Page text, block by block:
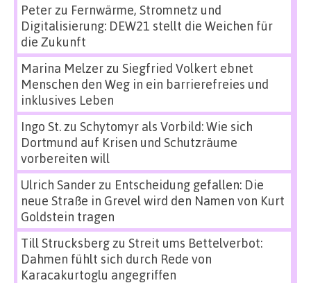
Peterzu Fernwärme, Stromnetz und
Digitalisierung: DEW21 stellt die Weichen für
die Zukunft
Marina Melzerzu Siegfried Volkert ebnet
Menschen den Weg in ein barrierefreies und
inklusives Leben
Ingo St.zu Schytomyr als Vorbild: Wie sich
Dortmund auf Krisen und Schutzräume
vorbereiten will
Ulrich Sanderzu Entscheidung gefallen: Die
neue Straße in Grevel wird den Namen von Kurt
Goldstein tragen
Till Strucksbergzu Streit ums Bettelverbot:
Dahmen fühlt sich durch Rede von
Karacakurtoglu angegriffen